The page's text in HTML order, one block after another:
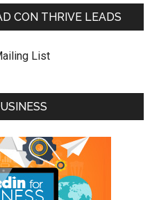
CON THRIVE LEADS